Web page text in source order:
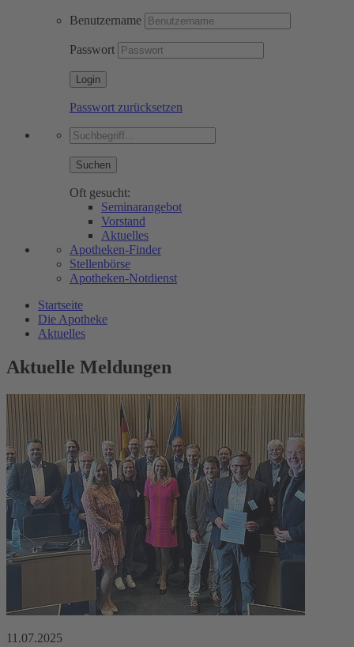
Benutzername
Passwort
Passwort zurücksetzen
Suchen
Oft gesucht:
Seminarangebot
Vorstand
Aktuelles
Apotheken-Finder
Stellenbörse
Apotheken-Notdienst
Startseite
Die Apotheke
Aktuelles
Aktuelle Meldungen
11.07.2025